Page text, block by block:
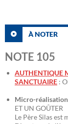
À NOTER
NOTE 105
AUTHENTIQUE
SANCTUAIRE :
Micro-
ET UN GOÛTER
Le Père Silas